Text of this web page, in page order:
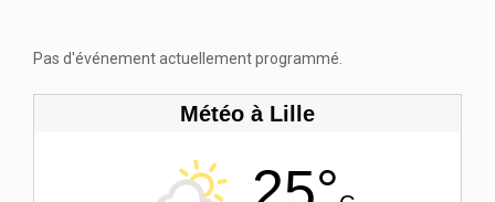
Pas d'événement actuellement programmé.
Météo à Lille